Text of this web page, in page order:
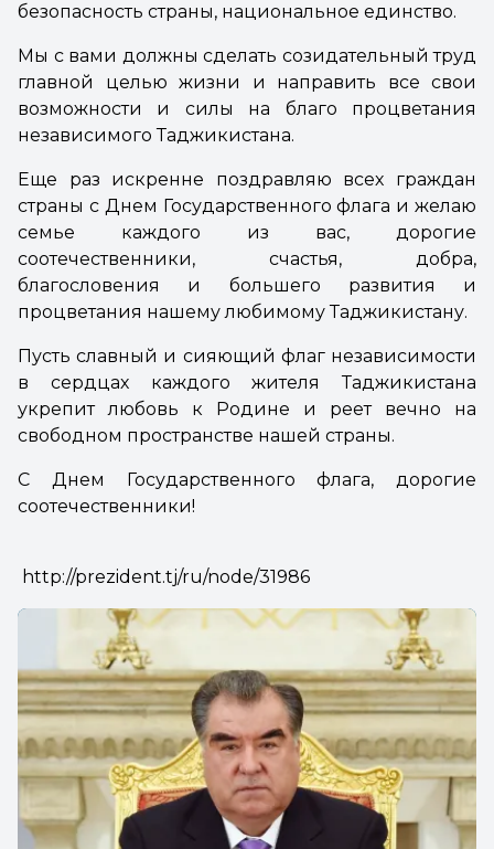
безопасность страны, национальное единство.
Мы с вами должны сделать созидательный труд
главной целью жизни и направить все свои
возможности и силы на благо процветания
независимого Таджикистана.
Еще раз искренне поздравляю всех граждан
страны с Днем Государственного флага и желаю
семье каждого из вас, дорогие
соотечественники, счастья, добра,
благословения и большего развития и
процветания нашему любимому Таджикистану.
Пусть славный и сияющий флаг независимости
в сердцах каждого жителя Таджикистана
укрепит любовь к Родине и реет вечно на
свободном пространстве нашей страны.
С Днем Государственного флага, дорогие
соотечественники!
http://prezident.tj/ru/node/31986